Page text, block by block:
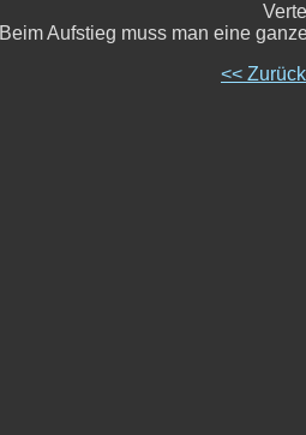
Beim Aufstieg muss man eine
<<